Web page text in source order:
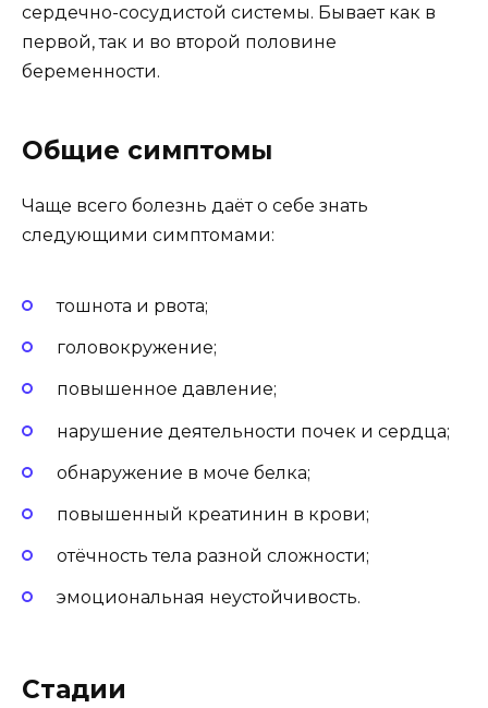
сердечно-сосудистой системы. Бывает как в
первой, так и во второй половине
беременности.
Общие симптомы
Чаще всего болезнь даёт о себе знать
следующими симптомами:
тошнота и рвота;
головокружение;
повышенное давление;
нарушение деятельности почек и сердца;
обнаружение в моче белка;
повышенный креатинин в крови;
отёчность тела разной сложности;
эмоциональная неустойчивость.
Стадии